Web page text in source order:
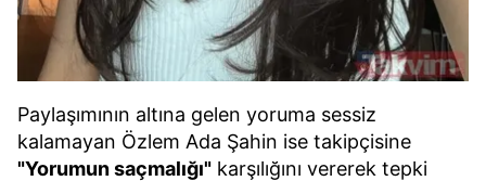
Paylaşımının altına gelen yoruma sessiz
kalamayan Özlem Ada Şahin ise takipçisine
"Yorumun saçmalığı" karşılığını vererek tepki